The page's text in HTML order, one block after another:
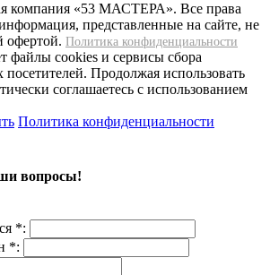
компания «53 МАСТЕРА». Все права
представленные на сайте, не
офертой. Политика конфиденциальности
файлы cookies и сервисы сбора
Продолжая использовать
соглашаетесь с использованием
Политика конфиденциальности
вопросы!
*:
*: